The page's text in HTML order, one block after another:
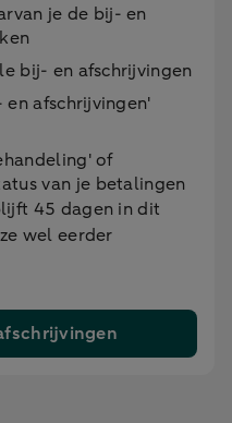
je de bij- en
bij- en afschrijvingen
en afschrijvingen'
of
van je betalingen
45 dagen in dit
wel eerder